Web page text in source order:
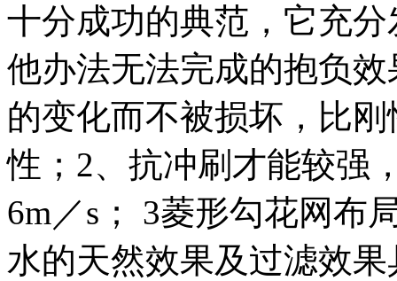
十分成功的典范，它充
他办法无法完成的抱负
的变化而不被损坏，比
性；2、抗冲刷才能较强
6m／s； 3菱形勾花网布
水的天然效果及过滤效